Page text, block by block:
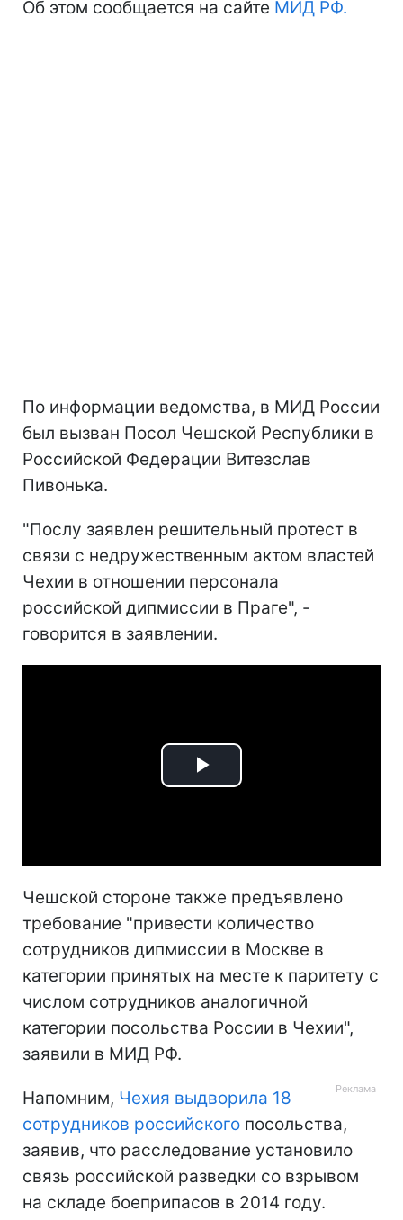
Об этом сообщается на сайте МИД РФ.
По информации ведомства, в МИД России
был вызван Посол Чешской Республики в
Российской Федерации Витезслав
Пивонька.
"Послу заявлен решительный протест в
связи с недружественным актом властей
Чехии в отношении персонала
российской дипмиссии в Праге", -
говорится в заявлении.
Play
Чешской стороне также предъявлено
требование "привести количество
сотрудников дипмиссии в Москве в
категории принятых на месте к паритету с
числом сотрудников аналогичной
категории посольства России в Чехии",
заявили в МИД РФ.
Напомним, Чехия выдворила 18
сотрудников российского посольства,
заявив, что расследование установило
связь российской разведки со взрывом
на складе боеприпасов в 2014 году.